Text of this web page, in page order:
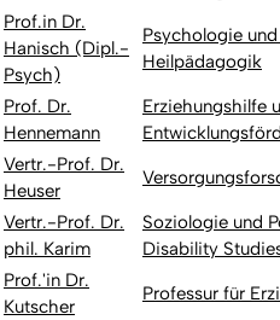
Prof.in Dr.
Hanisch (Dipl.-
Psych)
Psychologie
Heilpädagogik
Prof. Dr.
Hennemann
Erziehungshilfe
Vertr.-Prof. Dr.
Heuser
Vertr.-Prof. Dr.
phil. Karim
Soziologie und
Disability
Prof.'in Dr.
Kutscher
Professur für